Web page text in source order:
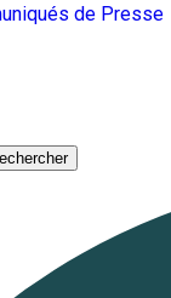
de Presse